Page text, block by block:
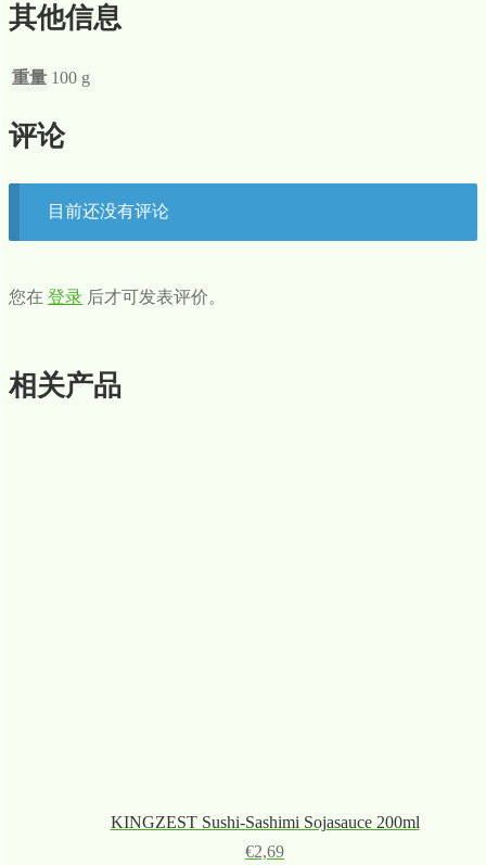
其他信息
重量 100 g
评论
目前还没有评论
您在 登录 后才可发表评价。
相关产品
KINGZEST Sushi-Sashimi Sojasauce 200ml
€2,69